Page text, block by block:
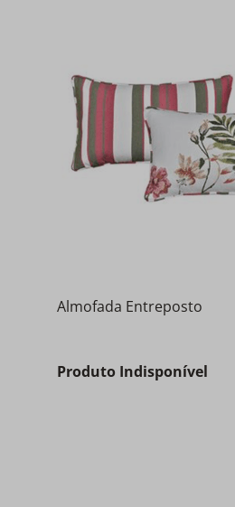
Almofada Entreposto
Produto Indisponível